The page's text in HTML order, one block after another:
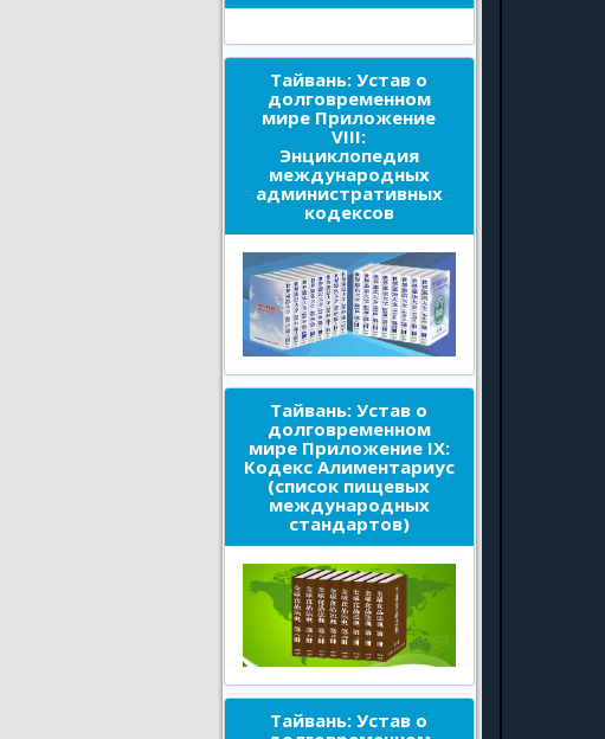
Тайвань: Устав о
долговременном
мире Приложение
VIII:
Энциклопедия
международных
административных
кодексов
Тайвань: Устав о
долговременном
мире Приложение IX:
Кодекс Алиментариус
(список пищевых
международных
стандартов)
Тайвань: Устав о